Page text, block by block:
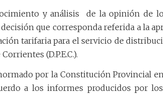
y análisis
de la opinión de
que corresponda referida a la
tarifaria para el servicio de
(D.P.E.C.).
por la Constitución Provincial
a los informes producidos por